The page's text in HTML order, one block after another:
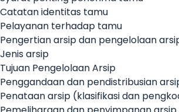
Catatan identitas tamu
Pelayanan terhadap tamu
Pengertian arsip dan pengelolaan
Jenis arsip
Tujuan Pengelolaan Arsip
Penggandaan dan pendistribusian
Penataan arsip (klasifikasi dan